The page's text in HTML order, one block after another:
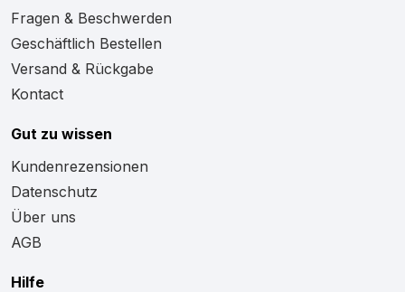
Fragen & Beschwerden
Geschäftlich Bestellen
Versand & Rückgabe
Kontact
Gut zu wissen
Kundenrezensionen
Datenschutz
Über uns
AGB
Hilfe